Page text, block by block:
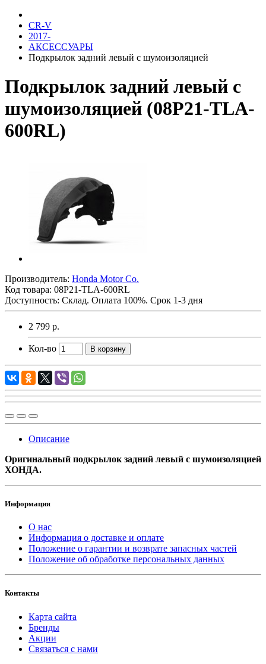
CR-V
2017-
АКСЕССУАРЫ
Подкрылок задний левый с шумоизоляцией
Подкрылок задний левый с
шумоизоляцией (08P21-TLA-
600RL)
Производитель: Honda Motor Co.
Код товара: 08P21-TLA-600RL
Доступность: Склад. Оплата 100%. Срок 1-3 дня
2 799 р.
Кол-во В корзину
Описание
Оригинальный подкрылок задний левый с шумоизоляцией
ХОНДА.
Информация
О нас
Информация о доставке и оплате
Положение о гарантии и возврате запасных частей
Положение об обработке персональных данных
Контакты
Карта сайта
Бренды
Акции
Связаться с нами